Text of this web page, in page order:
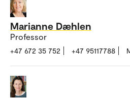
Marianne Dæhlen
Professor
+47 672 35 752 +47 95117788